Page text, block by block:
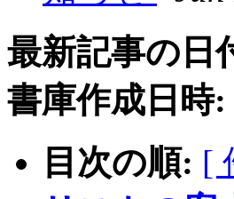
最新記事の日
書庫作成日時:
目次の順: [